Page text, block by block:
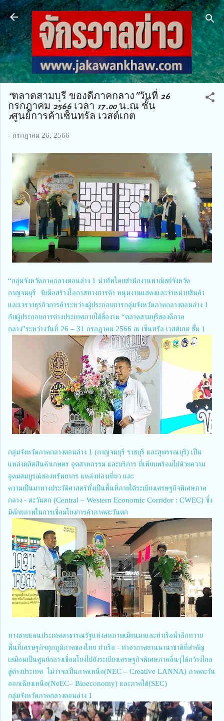
ข้ามไปที่เนื้อหาหลัก
“ตลาดสามบุรี ของดีภาคกลาง”วันที่ 26
กรกฎาคม 2566 เวลา 17.00 น.ณ ชั้น
1ศูนย์การค้าเซ็นทรัล เวสต์เกต
- กรกฎาคม 26, 2566
“กลุ่มจังหวัดภาคกลางตอนล่าง 1 นำทัพโดยสำนักงานพาณิชย์จังหวัด
กาญจนบุรี จับมือสร้างโอกาสทางการค้า หนุนงานแสดงและจำหน่ายสินค้า
และเจรจาธุรกิจการค้าระหว่างผู้ประกอบการกลุ่มจังหวัดภาคกลางตอนล่าง 1
กับผู้ประกอบการต่างประเทศภายใต้ชื่องาน “ตลาดสามบุรีของดีภาค
กลาง”ระหว่างวันที่ 26 – 31 กรกฎาคม 2566 ณ เซ็นทรัล เวสต์เกต ชั้น 1
กลุ่มจังหวัดภาคกลางตอนล่าง 1 (กาญจนบุรี ราชบุรี และสุพรรณบุรี) เป็น
แหล่งผลิตสินค้าเกษตร อุตสาหกรรม และบริการ ที่เพียบพร้อมไปด้วยความ
อุดมสมบูรณ์ของทรัพยากร แหล่งท่องเที่ยว และ
ความเป็นมาทางประวัติศาสตร์ทั้งเป็นพื้นที่ภายใต้ระเบียงเศรษฐกิจพิเศษภาค
กลาง - ตะวันตก (Central – Western Economic Corridor : CWEC) ซึ่ง
มีศักยภาพในการเชื่อมโยงการค้าภาคตะวันตก
ทางชายแดนประเทศสาธารณรัฐแห่งสหภาพเมียนมาและท่าเรือน้ำลึกทวาย
พื้นที่เศรษฐกิจทุกภูมิภาคของไทย ท่าเรือ - ท่าอากาศยานนานาชาติที่สำคัญ
เสมือนเป็นศูนย์กลางเชื่อมโยงไปยังระเบียงเศรษฐกิจพิเศษภาคอื่นๆได้กว้างไกล
สู่ต่างประเทศ ไม่ว่าจะเป็นภาคเหนือ(NEC – Creative LANNA) ภาคตะวัน
ออกเฉียงเหนือ(NeEC– Bioeconomy) และภาคใต้(SEC)
กลุ่มจังหวัดภาคกลางตอนล่าง 1